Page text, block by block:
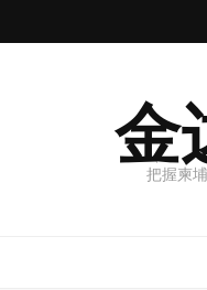
金
把握柬